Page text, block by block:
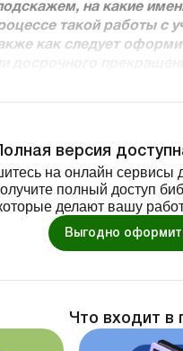
на какие
такой работы с
как следует
Полная версия
на онлайн сервисы
полный доступ
делают вашу
Выгодно
Что входит в